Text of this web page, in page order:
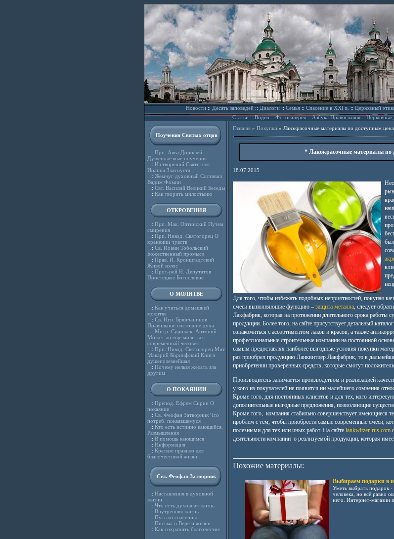
Новости::Десять заповедей::Диалоги::Семья::Спасение в XXI в.::Церковный
Статьи::Видео ::Фотогалерея::Азбука Православия::Церковные
Поучения Святых отцов
.: Прп. Авва Дорофей
Душеполезные поучения
.: Из творений Святителя
Иоанна Златоуста
.: Жемчуг духовный Составил
Вадим Фомин
.: Свт. Василий Великий Беседы
.: Как творить милостыню
ОТКРОВЕНИЯ
.: Прп. Мак. Оптинский Путем
смирения
.: Прп. Никод. Святогорец О
хранении чувств
.: Св. Иоанн Тобольский
Божественный промысл
.: Прав. И. Кронштадтский
Живой колос
.: Прот-рей Н. Депутатов
Простецкое Богословие
О МОЛИТВЕ
.: Как учиться домашней
молитве
.: Св. Игн. Брянчанинов
Правильное состояние духа
.: Митр. Сурожск. Антоний
Может ли еще молиться
современный человек
.: Прп. Никод. Святогорец Мит.
Макарий Коринфский Книга
душеполезнейшая
.: Почему нельзя желать зла
другим
О ПОКАЯНИИ
.: Препод. Ефрем Сирин О
покаянии
.: Св. Феофан Затворник Что
потреб. покаявшемуся
.: Кто есть истинно кающийся.
Размышления
.: В помощь кающимся
.: Информация
.: Краткое правило для
благочестивой жизни
Свт. Феофан Затворник
.: Наставления в духовной
жизни
.: Что есть духовная жизнь
.: Внутренняя жизнь
.: Путь ко спасению
.: Письма о Вере и жизни
.: Как сохранить благочестие
Главная» Покупки» Лакокрасочные материалы по доступным
* Лакокрасочные материалы по
18.07.2015
Для того, чтобы избежать подобных неприятностей, покупая
смеси выполняющие функцию – защита металла, следует
Лакфабрик, которая на протяжении длительного срока работы
продукции. Более того, на сайте присутствует детальный
ознакомиться с ассортиментом лаков и красов, а также
профессиональные строительные компании на постоянной
самым предоставляя наиболее выгодные условия покупки
раз приобрел продукцию Ланквитцер Лакфабрик, то в
приобретении проверенных средств, которые смогут
Производитель занимается производством и реализацией
у кого из покупателей не появится ни малейшего сомнения
Кроме того, для постоянных клиентов и для тех, кого
дополнительные выгодные предложения, позволяющие
Кроме того, компания стабильно совершенствует имеющиеся
проблем с тем, чтобы приобрести самые современные смеси,
полезными для тех или иных работ. На сайте lankwitzer-rus.com
деятельности компании о реализуемой продукции, которая
Похожие материалы:
Выбираем подарки в
Уметь выбрать подарок -
человека, но всё равно
него. Интернет-магазин